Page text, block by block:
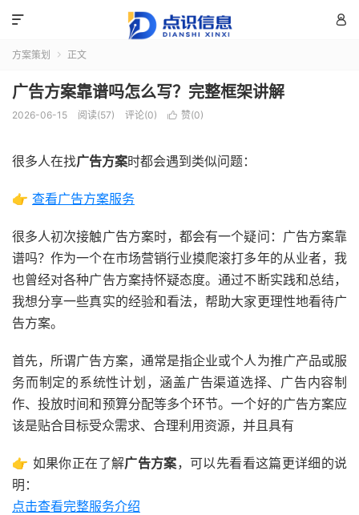


方案策划  正文
广告方案靠谱吗怎么写？完整框架讲解
2026-06-15 阅读(57) 评论(0)  赞(0)
很多人在找广告方案时都会遇到类似问题：
👉 查看广告方案服务
很多人初次接触广告方案时，都会有一个疑问：广告方案靠
谱吗？作为一个在市场营销行业摸爬滚打多年的从业者，我
也曾经对各种广告方案持怀疑态度。通过不断实践和总结，
我想分享一些真实的经验和看法，帮助大家更理性地看待广
告方案。
首先，所谓广告方案，通常是指企业或个人为推广产品或服
务而制定的系统性计划，涵盖广告渠道选择、广告内容制
作、投放时间和预算分配等多个环节。一个好的广告方案应
该是贴合目标受众需求、合理利用资源，并且具有
👉 如果你正在了解广告方案，可以先看看这篇更详细的说
明：
点击查看完整服务介绍